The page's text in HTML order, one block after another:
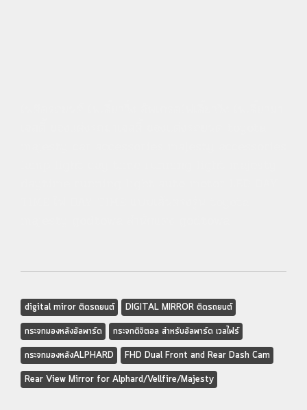
digital miror ติดรถยนต์
DIGITAL MIRROR ติดรถยนต์
กระจกมองหลังอัลพาร์ด
กระจกดิจิตอล สำหรับอัลพาร์ด เวลไฟร์
กระจกมองหลังALPHARD
FHD Dual Front and Rear Dash Cam
Rear View Mirror for Alphard/Vellfire/Majesty